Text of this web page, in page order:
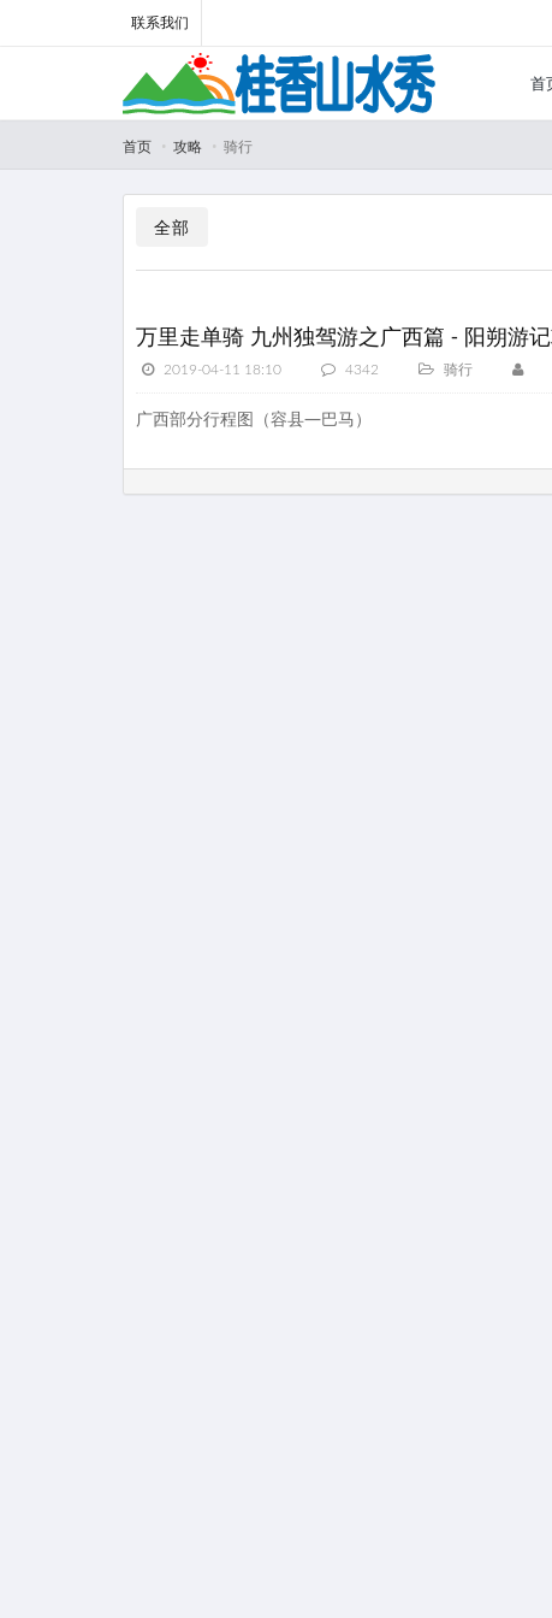
联系我们
首
首页 攻略 骑行
全部
万里走单骑 九州独驾游之广西篇 - 阳朔游
2019-04-11 18:10 4342 骑行
广西部分行程图（容县—巴马）